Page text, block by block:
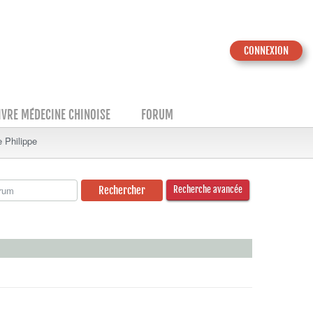
CONNEXION
MÉDECINE CHINOISE FORUM
Philippe
Recherche avancée